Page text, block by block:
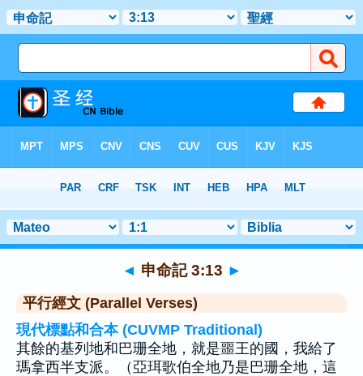
> 聖經金句 13
◄ 申命記 3:13 ►
平行經文 (Parallel Verses)
現代標點和合本 (CUVMP Traditional)
其餘的基列地和巴珊全地，就是噩王的國，我給了
瑪拿西半支派。（亞珥歌伯全地乃是巴珊全地，這